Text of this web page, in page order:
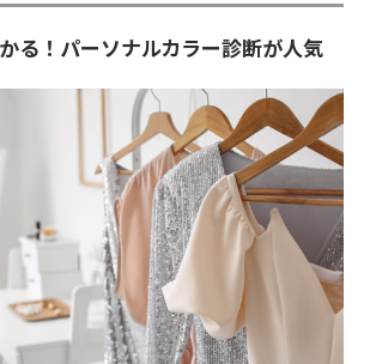
る！パーソナルカラー診断が人気